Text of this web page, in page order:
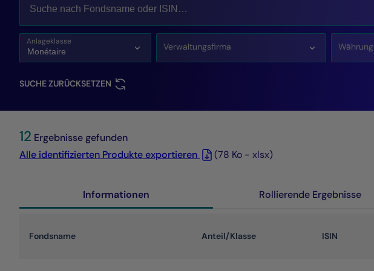
Anlageklasse Verwaltungsfirma Währung
SUCHE ZURÜCKSETZEN
12 Ergebnisse gefunden
Alle identifizierten Produkte exportieren
(78 Ko - xlsx)
Informationen Rollierende Ergebnisse
Fondsname Anteil/Klasse ISIN